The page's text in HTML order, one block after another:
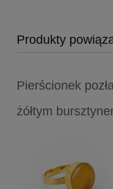
Produkty
Pierścionek
żółtym